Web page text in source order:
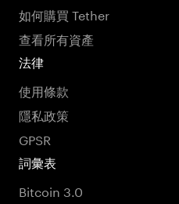
如何購買 Tether
查看所有資產
法律
使用條款
隱私政策
GPSR
詞彙表
Bitcoin 3.0